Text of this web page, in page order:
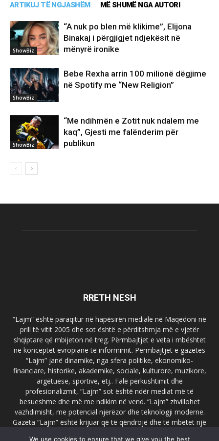
ARTIKUJ TË NGJASHËM MË SHUMË NGA AUTORI
ShowBiz
“A nuk po blen më klikime”, Elijona
Binakaj i përgjigjet ndjekësit në
mënyrë ironike
ShowBiz
Bebe Rexha arrin 100 milionë dëgjime
në Spotify me “New Religion”
ShowBiz
“Me ndihmën e Zotit nuk ndalem me
kaq”, Gjesti me falënderim për
publikun
RRETH NESH
“Lajm” është paraqitur në hapësirën mediale në Maqedoni në
prill të vitit 2005 dhe sot është e përditshmja më e vjetër
shqiptare që mbijeton në treg. Përmbajtjet e veta i mbështet
në konceptet evropiane të informimit. Përmbajtjet e gazetës
“Lajm” janë dinamike, nga sfera politike, ekonomiko-
financiare, historike, akademike, sociale, kulturore, muzikore,
argëtuese, sportive, etj.. Falë përkushtimit dhe
profesionalizmit, “Lajm” sot është ndër mediat më të
besueshme dhe më me ndikim në vend. “Lajm” zhvillohet
vazhdimisht, me potencial njerëzor dhe teknologji moderne.
Gazeta “Lajm” është krijuar që të qëndrojë dhe të mbetet një
We use cookies to ensure that we give you the best